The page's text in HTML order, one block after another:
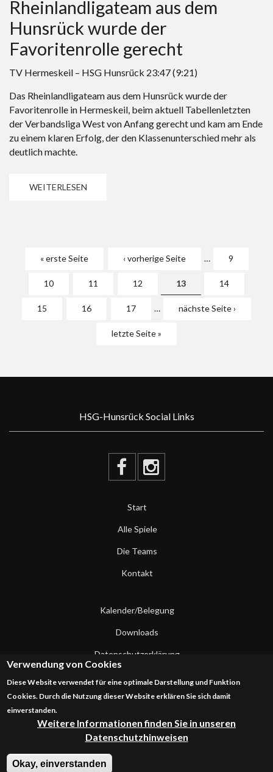
Rheinlandligateam aus dem
Hunsrück wurde der
Favoritenrolle gerecht
TV Hermeskeil – HSG Hunsrück 23:47 (9:21)
Das Rheinlandligateam aus dem Hunsrück wurde der
Favoritenrolle in Hermeskeil, beim aktuell Tabellenletzten
der Verbandsliga West von Anfang gerecht und kam am Ende
zu einem klaren Erfolg, der den Klassenunterschied mehr als
deutlich machte.
WEITERLESEN
« erste Seite ‹ vorherige Seite … 9
10 11 12 13 14
15 16 17 … nächste Seite ›
letzte Seite »
HSG-Hunsrück Social Links
Start
Alle Spiele
Die Teams
Kontakt
Kalender/Belegung
Downloads
Datenschutzerklärung
Kontakt
Verwendung von Cookies
Diese Website verwendet für eine optimale Darstellung und Funktion
Cookies. Durch die Nutzung dieser Website erklären Sie sich damit
einverstanden.
Weitere Informationen finden Sie in unseren
Datenschutzhinweisen
Okay, einverstanden